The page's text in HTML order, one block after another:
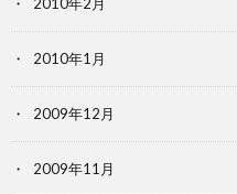
2010年1月
2009年12月
2009年11月